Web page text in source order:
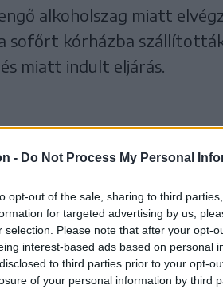
- Do Not Process My Personal
opt-out of the sale, sharing to third
for targeted advertising by us,
selection. Please note that after your opt-
interest-based ads based on personal
to third parties prior to your opt-
of your personal information by third
alkoholszag miatt
sofőrt kórházba
miatt indult eljárás.